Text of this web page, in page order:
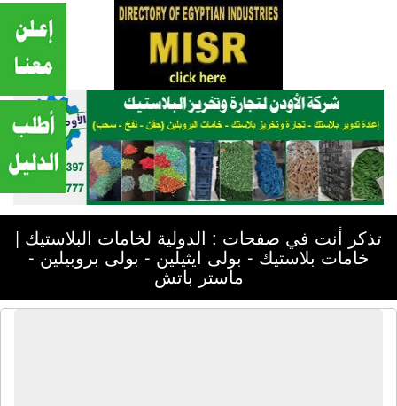
تذكر أنت في صفحات : الدولية لخامات البلاستيك |
خامات بلاستيك - بولى ايثيلين - بولى بروبيلين -
ماستر باتش